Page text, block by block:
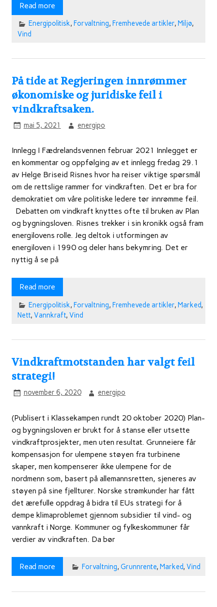
Read more
Energipolitisk, Forvaltning, Fremhevede artikler, Miljø,
Vind
På tide at Regjeringen innrømmer
økonomiske og juridiske feil i
vindkraftsaken.
mai 5, 2021 energipo
Innlegg I Fædrelandsvennen februar 2021 Innlegget er
en kommentar og oppfølging av et innlegg fredag 29.1
av Helge Briseid Risnes hvor ha reiser viktige spørsmål
om de rettslige rammer for vindkraften. Det er bra for
demokratiet om våre politiske ledere tør innrømme feil.
Debatten om vindkraft knyttes ofte til bruken av Plan
og bygningsloven. Risnes trekker i sin kronikk også fram
energilovens rolle. Jeg deltok i utformingen av
energiloven i 1990 og deler hans bekymring. Det er
nyttig å se på
Read more
Energipolitisk, Forvaltning, Fremhevede artikler, Marked,
Nett, Vannkraft, Vind
Vindkraftmotstanden har valgt feil
strategi!
november 6, 2020 energipo
(Publisert i Klassekampen rundt 20 oktober 2020) Plan-
og bygningsloven er brukt for å stanse eller utsette
vindkraftprosjekter, men uten resultat. Grunneiere får
kompensasjon for ulempene støyen fra turbinene
skaper, men kompenserer ikke ulempene for de
nordmenn som, basert på allemannsretten, sjeneres av
støyen på sine fjellturer. Norske strømkunder har fått
det ærefulle oppdrag å bidra til EUs strategi for å
dempe klimaproblemet gjennom subsidier til vind- og
vannkraft i Norge. Kommuner og fylkeskommuner får
verdier av vindkraften. Da bør
Read more Forvaltning, Grunnrente, Marked, Vind